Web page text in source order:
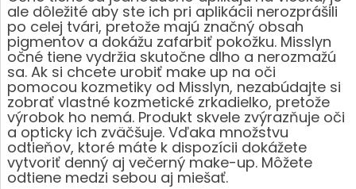
ale dôležité aby ste ich pri aplikácii nerozprášili
po celej tvári, pretože majú značný obsah
pigmentov a dokážu zafarbiť pokožku. Misslyn
očné tiene vydržia skutočne dlho a nerozmažú
sa. Ak si chcete urobiť make up na oči
pomocou kozmetiky od Misslyn, nezabúdajte si
zobrať vlastné kozmetické zrkadielko, pretože
výrobok ho nemá. Produkt skvele zvýrazňuje oči
a opticky ich zväčšuje. Vďaka množstvu
odtieňov, ktoré máte k dispozícii dokážete
vytvoriť denný aj večerný make-up. Môžete
odtiene medzi sebou aj miešať.